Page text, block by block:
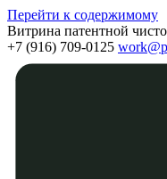
Перейти к содержимому
Витрина патентной
+7 (916) 709-0125